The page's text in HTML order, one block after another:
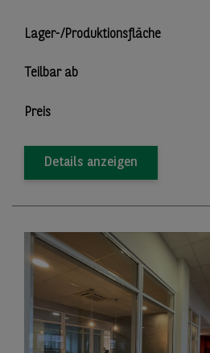
Lager-/Produktionsfläche
Teilbar ab
Preis
Details anzeigen